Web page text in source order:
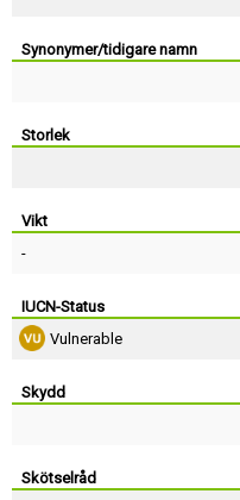
Synonymer/tidigare namn
Storlek
Vikt
-
IUCN-Status
Vulnerable
Skydd
Skötselråd